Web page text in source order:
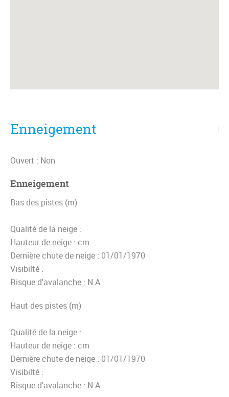
Enneigement
Ouvert : Non
Enneigement
Bas des pistes (m)
Qualité de la neige :
Hauteur de neige : cm
Dernière chute de neige : 01/01/1970
Visibilté :
Risque d'avalanche : N.A
Haut des pistes (m)
Qualité de la neige :
Hauteur de neige : cm
Dernière chute de neige : 01/01/1970
Visibilté :
Risque d'avalanche : N.A